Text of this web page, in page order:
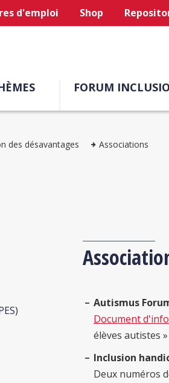
d'emploi Shop
FORUM
des désavantages Associations
Autismus
Document
élèves autistes »
Inclusion
Deux numéros